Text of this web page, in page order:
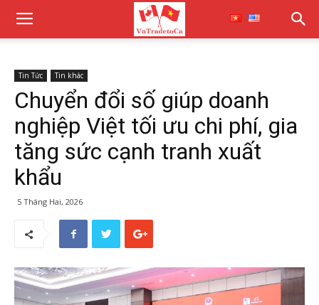
Tin Tức Tin khác
Chuyển đổi số giúp doanh
nghiệp Việt tối ưu chi phí, gia
tăng sức cạnh tranh xuất
khẩu
5 Tháng Hai, 2026